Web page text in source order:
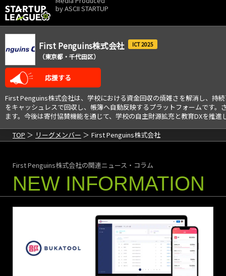
byASCII STARTUP
First Penguins株式会社 2025
（東京都・千代田区）
応援する
First Penguins株式会社は、学校における資金回収の煩雑さを解消し、持
をキャッシュレスで回収し、帳簿へ自動反映するプラットフォームです
ます。今後は寄付協賛機能を通じて、学校の自主財源拡充と教育DXを推進
TOP
リーグメンバー First Penguins株式会社
First Penguins株式会社の関連ニュース・コラム
NEW INFORMATION